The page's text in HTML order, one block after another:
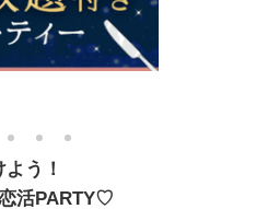
3 4 5
う！
活PARTY♡